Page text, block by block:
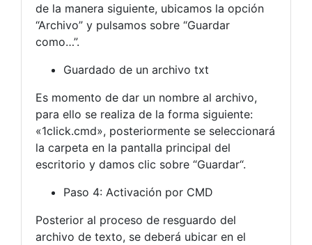
de la manera siguiente, ubicamos la opción
“Archivo” y pulsamos sobre “Guardar
como…”.
Guardado de un archivo txt
Es momento de dar un nombre al archivo,
para ello se realiza de la forma siguiente:
«1click.cmd», posteriormente se seleccionará
la carpeta en la pantalla principal del
escritorio y damos clic sobre “Guardar“.
Paso 4: Activación por CMD
Posterior al proceso de resguardo del
archivo de texto, se deberá ubicar en el